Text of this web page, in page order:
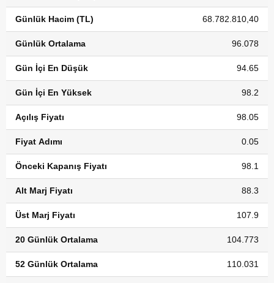
Günlük Hacim (TL) 68.782.810,40
Günlük Ortalama 96.078
Gün İçi En Düşük 94.65
Gün İçi En Yüksek 98.2
Açılış Fiyatı 98.05
Fiyat Adımı 0.05
Önceki Kapanış Fiyatı 98.1
Alt Marj Fiyatı 88.3
Üst Marj Fiyatı 107.9
20 Günlük Ortalama 104.773
52 Günlük Ortalama 110.031